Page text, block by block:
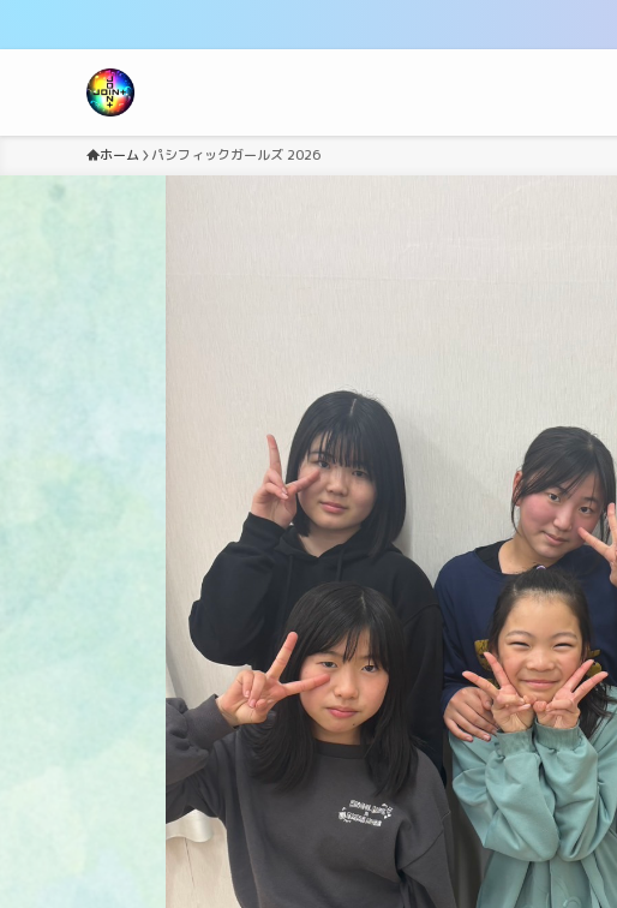
ホーム パシフィックガールズ 2026